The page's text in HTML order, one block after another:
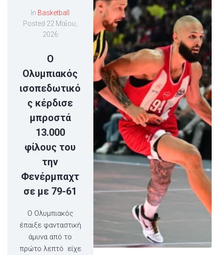
In Basketball
Posted 22 Μαΐου,
2026
Ο
Ολυμπιακός
ισοπεδωτικό
ς κέρδισε
μπροστά
13.000
φίλους του
την
Φενέρμπαχτ
σε με 79-61
Ο Ολυμπιακός
έπαιξε φανταστική
άμυνα από το
πρώτο λεπτό είχε